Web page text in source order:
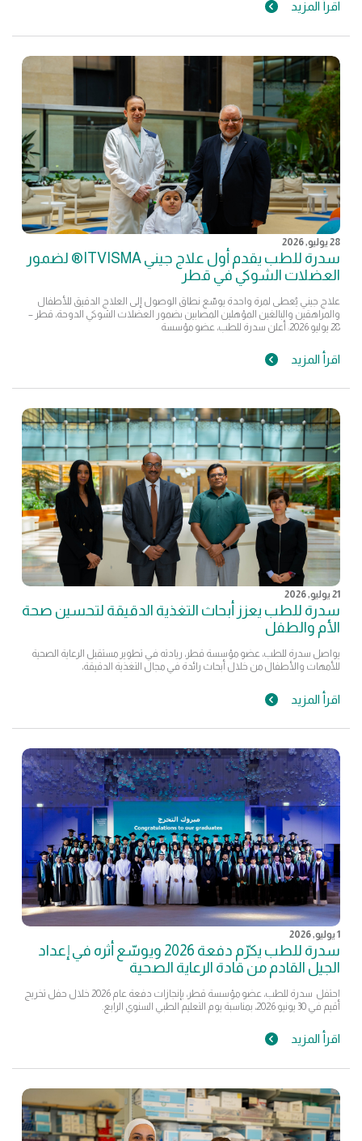
اقرأ المزيد
28 يوليو, 2026
سدرة للطب يقدم أول علاج جيني ITVISMA® لضمور
العضلات الشوكي في قطر
علاج جيني يُعطى لمرة واحدة يوسّع نطاق الوصول إلى العلاج الدقيق للأطفال
والمراهقين والبالغين المؤهلين المصابين بضمور العضلات الشوكي الدوحة، قطر –
28 يوليو 2026: أعلن سدرة للطب، عضو مؤسسة
اقرأ المزيد
21 يوليو, 2026
سدرة للطب يعزز أبحاث التغذية الدقيقة لتحسين صحة
الأم والطفل
يواصل سدرة للطب، عضو مؤسسة قطر، ريادته في تطوير مستقبل الرعاية الصحية
للأمهات والأطفال من خلال أبحاث رائدة في مجال التغذية الدقيقة،
اقرأ المزيد
1 يوليو, 2026
سدرة للطب يكرّم دفعة 2026 ويوسّع أثره في إعداد
الجيل القادم من قادة الرعاية الصحية
احتفل سدرة للطب، عضو مؤسسة قطر، بإنجازات دفعة عام 2026 خلال حفل تخريج
أقيم في 30 يونيو 2026، بمناسبة يوم التعليم الطبي السنوي الرابع.
اقرأ المزيد